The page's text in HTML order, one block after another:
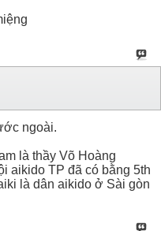
ngoài.
là thầy Võ Hoàng
aikido TP đã có bằng 5th
là dân aikido ở Sài gòn